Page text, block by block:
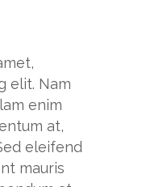
elit. Nam
enim
at,
eleifend
mauris